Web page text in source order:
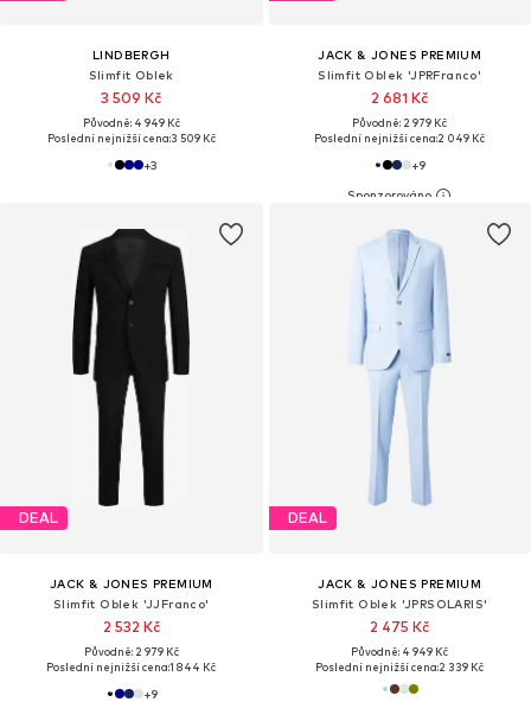
LINDBERGH
Slimfit Oblek
3 509 Kč
Původně: 4 949 Kč
Poslední nejnižší cena:3 509 Kč
+3
JACK & JONES PREMIUM
Slimfit Oblek 'JPRFranco'
2 681 Kč
Původně: 2 979 Kč
Poslední nejnižší cena:2 049 Kč
+9
DEAL
JACK & JONES PREMIUM
Slimfit Oblek 'JJFranco'
2 532 Kč
Původně: 2 979 Kč
Poslední nejnižší cena:1 844 Kč
+9
DEAL
JACK & JONES PREMIUM
Slimfit Oblek 'JPRSOLARIS'
2 475 Kč
Původně: 4 949 Kč
Poslední nejnižší cena:2 339 Kč